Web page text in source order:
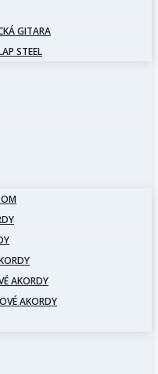
GITARA
STEEL
AKORDY
AKORDY